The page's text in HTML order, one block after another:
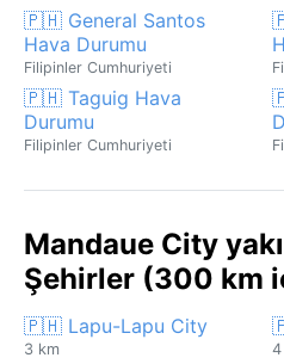
🇵🇭 General Santos
Hava Durumu
Filipinler Cumhuriyeti
🇵🇭 Taguig Hava
Durumu
Filipinler Cumhuriyeti
Mandaue City
Şehirler (300 km
🇵🇭 Lapu-Lapu City
3 km 4